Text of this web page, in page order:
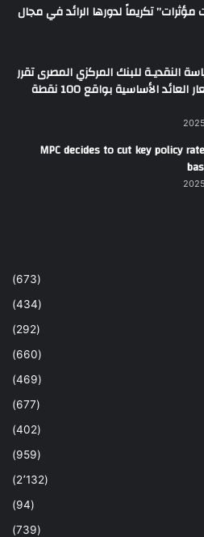
مؤثرات” تكريماً لدورها الرائد في مجال
النقديـة للبنك المركزي المصرى تقرر
خفض أسعار العائد الأساسية بواقع 100 نقطة
MPC decides to cut key policy
(673)
(434)
(292)
(660)
(469)
(677)
(402)
(959)
(2٬132)
(94)
(739)